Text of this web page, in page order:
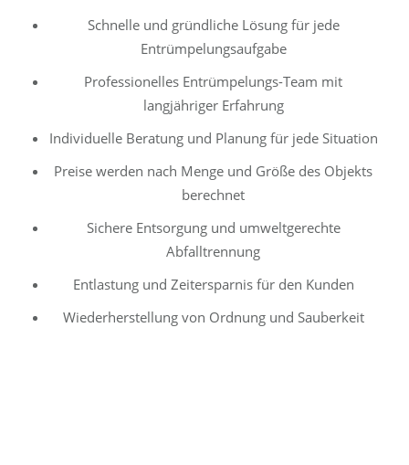
Schnelle und gründliche Lösung für jede
Entrümpelungsaufgabe
Professionelles Entrümpelungs-Team mit
langjähriger Erfahrung
Individuelle Beratung und Planung für jede Situation
Preise werden nach Menge und Größe des Objekts
berechnet
Sichere Entsorgung und umweltgerechte
Abfalltrennung
Entlastung und Zeitersparnis für den Kunden
Wiederherstellung von Ordnung und Sauberkeit